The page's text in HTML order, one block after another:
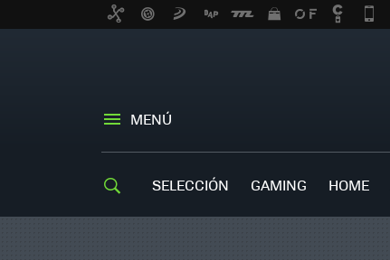
MENÚ
SELECCIÓN GAMING HOME